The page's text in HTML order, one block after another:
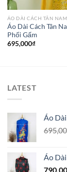
ÁO DÀI CÁCH TÂN NAM
Áo Dài Cách Tân
Phối Gấm
695,000₫
LATEST
Áo
Áo